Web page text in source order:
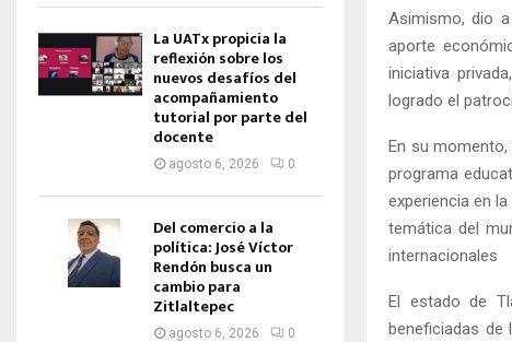
Asimismo, dio
aporte
iniciativa
logrado el
En su
programa
experiencia en
temática del
internacionales
El estado de
beneficiadas de
La UATx propicia la
reflexión sobre los
nuevos desafíos del
acompañamiento
tutorial por parte del
docente
agosto 6, 2026 0
Del comercio a la
política: José Víctor
Rendón busca un
cambio para
Zitlaltepec
agosto 6, 2026 0